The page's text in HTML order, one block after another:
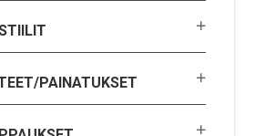
PAINATUKSET